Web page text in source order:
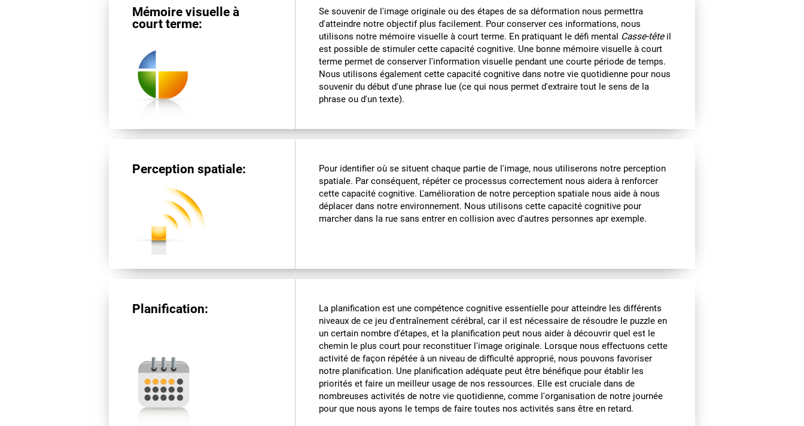
Mémoire visuelle à
court terme:
Se souvenir de l'image originale ou des étapes de sa déformation nous permettra
d'atteindre notre objectif plus facilement. Pour conserver ces informations, nous
utilisons notre mémoire visuelle à court terme. En pratiquant le défi mental Casse-tête il
est possible de stimuler cette capacité cognitive. Une bonne mémoire visuelle à court
terme permet de conserver l'information visuelle pendant une courte période de temps.
Nous utilisons également cette capacité cognitive dans notre vie quotidienne pour nous
souvenir du début d'une phrase lue (ce qui nous permet d'extraire tout le sens de la
phrase ou d'un texte).
Perception spatiale:
Pour identifier où se situent chaque partie de l'image, nous utiliserons notre perception
spatiale. Par conséquent, répéter ce processus correctement nous aidera à renforcer
cette capacité cognitive. L'amélioration de notre perception spatiale nous aide à nous
déplacer dans notre environnement. Nous utilisons cette capacité cognitive pour
marcher dans la rue sans entrer en collision avec d'autres personnes apr exemple.
Planification:
La planification est une compétence cognitive essentielle pour atteindre les différents
niveaux de ce jeu d'entraînement cérébral, car il est nécessaire de résoudre le puzzle en
un certain nombre d'étapes, et la planification peut nous aider à découvrir quel est le
chemin le plus court pour reconstituer l'image originale. Lorsque nous effectuons cette
activité de façon répétée à un niveau de difficulté approprié, nous pouvons favoriser
notre planification. Une planification adéquate peut être bénéfique pour établir les
priorités et faire un meilleur usage de nos ressources. Elle est cruciale dans de
nombreuses activités de notre vie quotidienne, comme l'organisation de notre journée
pour que nous ayons le temps de faire toutes nos activités sans être en retard.